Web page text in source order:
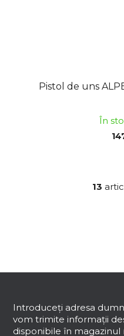
Pistol de uns
În
13
Introduceţi adresa
vom trimite informaţii
disponibile în magazinul